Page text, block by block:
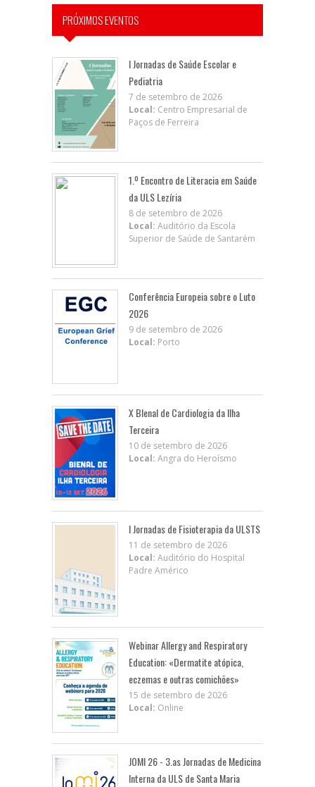
PRÓXIMOS EVENTOS
I Jornadas de Saúde Escolar e
Pediatria
7 de setembro de 2026
Local: Centro Empresarial de
Paços de Ferreira
1.º Encontro de Literacia em Saúde
da ULS Lezíria
8 de setembro de 2026
Local: Auditório da Escola
Superior de Saúde de Santarém
Conferência Europeia sobre o Luto
2026
9 de setembro de 2026
Local: Porto
X BIenal de Cardiologia da Ilha
Terceira
10 de setembro de 2026
Local: Angra do Heroísmo
I Jornadas de Fisioterapia da ULSTS
11 de setembro de 2026
Local: Auditório do Hospital
Padre Américo
Webinar Allergy and Respiratory
Education: «Dermatite atópica,
eczemas e outras comichões»
15 de setembro de 2026
Local: Online
JOMI 26 - 3.as Jornadas de Medicina
Interna da ULS de Santa Maria